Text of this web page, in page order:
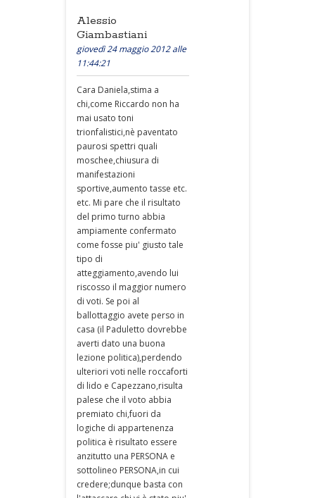
Alessio
Giambastiani
giovedì 24 maggio 2012 alle
11:44:21
Cara Daniela,stima a
chi,come Riccardo non ha
mai usato toni
trionfalistici,nè paventato
paurosi spettri quali
moschee,chiusura di
manifestazioni
sportive,aumento tasse etc.
etc. Mi pare che il risultato
del primo turno abbia
ampiamente confermato
come fosse piu' giusto tale
tipo di
atteggiamento,avendo lui
riscosso il maggior numero
di voti. Se poi al
ballottaggio avete perso in
casa (il Paduletto dovrebbe
averti dato una buona
lezione politica),perdendo
ulteriori voti nelle roccaforti
di lido e Capezzano,risulta
palese che il voto abbia
premiato chi,fuori da
logiche di appartenenza
politica è risultato essere
anzitutto una PERSONA e
sottolineo PERSONA,in cui
credere;dunque basta con